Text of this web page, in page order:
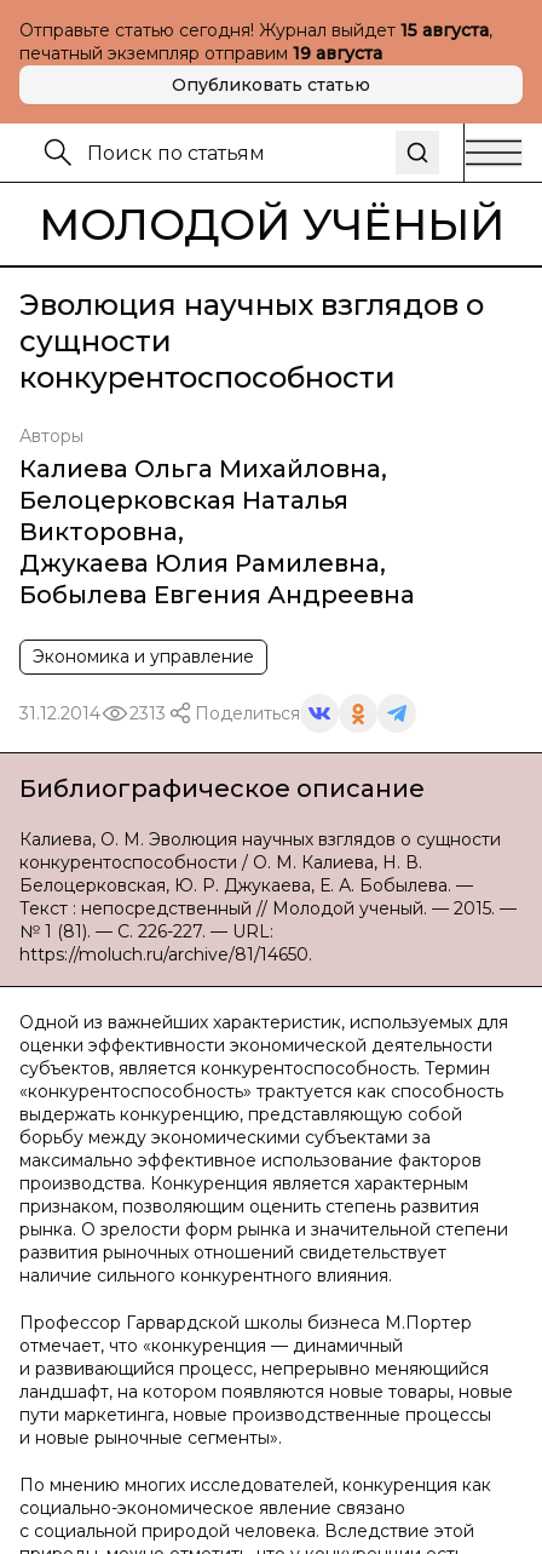
Отправьте статью сегодня! Журнал выйдет 15 августа,
печатный экземпляр отправим 19 августа
Опубликовать статью
МОЛОДОЙ УЧЁНЫЙ
Эволюция научных взглядов о
сущности
конкурентоспособности
Авторы
Калиева Ольга Михайловна,
Белоцерковская Наталья
Викторовна,
Джукаева Юлия Рамилевна,
Бобылева Евгения Андреевна
Экономика и управление
31.12.2014 2313 Поделиться
Библиографическое описание
Калиева, О. М. Эволюция научных взглядов о сущности
конкурентоспособности / О. М. Калиева, Н. В.
Белоцерковская, Ю. Р. Джукаева, Е. А. Бобылева. —
Текст : непосредственный // Молодой ученый. — 2015. —
№ 1 (81). — С. 226-227. — URL:
https://moluch.ru/archive/81/14650.
Одной из важнейших характеристик, используемых для
оценки эффективности экономической деятельности
субъектов, является конкурентоспособность. Термин
«конкурентоспособность» трактуется как способность
выдержать конкуренцию, представляющую собой
борьбу между экономическими субъектами за
максимально эффективное использование факторов
производства. Конкуренция является характерным
признаком, позволяющим оценить степень развития
рынка. О зрелости форм рынка и значительной степени
развития рыночных отношений свидетельствует
наличие сильного конкурентного влияния.
Профессор Гарвардской школы бизнеса М.Портер
отмечает, что «конкуренция — динамичный
и развивающийся процесс, непрерывно меняющийся
ландшафт, на котором появляются новые товары, новые
пути маркетинга, новые производственные процессы
и новые рыночные сегменты».
По мнению многих исследователей, конкуренция как
социально-экономическое явление связано
с социальной природой человека. Вследствие этой